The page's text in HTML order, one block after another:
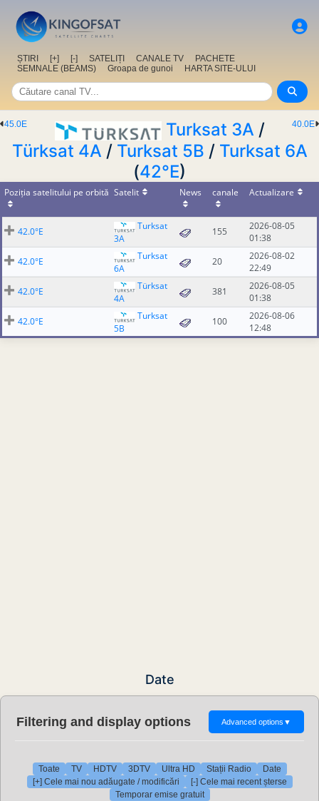
ȘTIRI [+] [-] SATELIȚI CANALE TV
PACHETE
SEMNALE (BEAMS)
Groapa de gunoi HARTA SITE-ULUI
40.0E
45.0E Turksat 3A /
Türksat 4A / Turksat 5B / Turksat 6A
(42°E)
Poziția satelitului pe orbită Satelit News canale Actualizare
42.0°E
Turksat
3A
155
2026-08-05
01:38
42.0°E
Turksat
6A
20
2026-08-02
22:49
42.0°E
Türksat
4A
381
2026-08-05
01:38
42.0°E
Turksat
5B
100
2026-08-06
12:48
Date
Filtering and display options Advanced options ▼
Toate TV HDTV 3DTV Ultra HD Stații Radio
Date
[+] Cele mai nou adăugate / modificări
[-] Cele mai recent șterse
Temporar emise gratuit